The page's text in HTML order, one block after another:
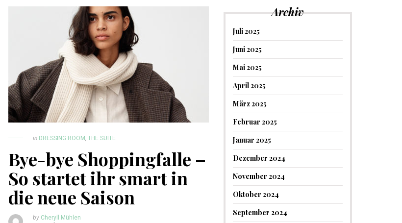
in DRESSING ROOM THE SUITE
Bye-bye Shoppingfalle –
So startet ihr smart in
die neue Saison
by Cheryll Mühlen
Archiv
Juli 2025
Juni 2025
Mai 2025
April 2025
März 2025
Februar 2025
Januar 2025
Dezember 2024
November 2024
Oktober 2024
September 2024